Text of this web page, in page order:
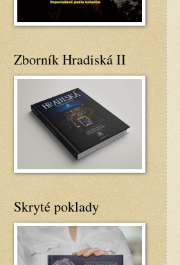
Zborník Hradiská II
Skryté poklady